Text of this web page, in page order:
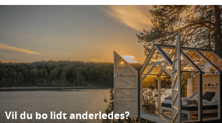
Vil du bo lidt anderledes?